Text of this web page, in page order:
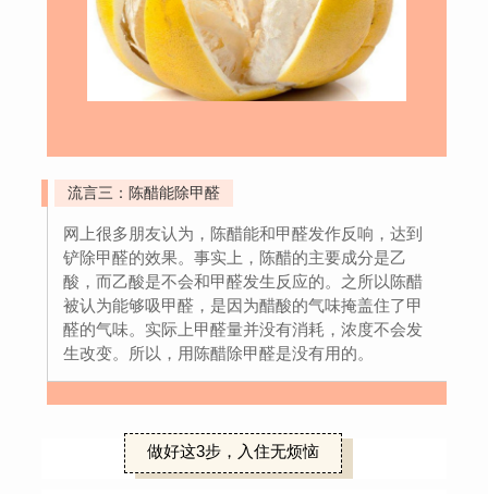
流言三：陈醋能除甲醛
网上很多朋友认为，陈醋能和甲醛发作反响，达到
铲除甲醛的效果。事实上，陈醋的主要成分是乙
酸，而乙酸是不会和甲醛发生反应的。之所以陈醋
被认为能够吸甲醛，是因为醋酸的气味掩盖住了甲
醛的气味。实际上甲醛量并没有消耗，浓度不会发
生改变。所以，用陈醋除甲醛是没有用的。
做好这3步，入住无烦恼